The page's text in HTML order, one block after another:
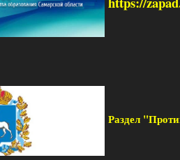
Раздел